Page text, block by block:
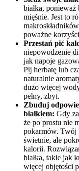
białka,
mięśnie. Jest to
poważne
Przestań pić
niepowodzenie
jak napoje
Pij herbatę lub
naturalnie
dużo więcej
pełny, zbyt.
Zbuduj
białkiem: Gdy
że po prostu nie
pokarmów. Twój
świetnie, ale
kalorii.
białka, takie jak
więcej objętości